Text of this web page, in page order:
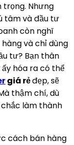
trọng. Nhưng
tâm và đầu tư
còn nghĩ
và chỉ dùng
tư? Bạn thân
hóa ra có thể
giá rẻđẹp, sẽ
thậm chí, dù
làm thành
cách bán hàng